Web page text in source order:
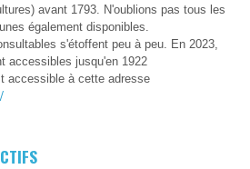
avant 1793. N'oublions pas tous les
également disponibles.
s'étoffent peu à peu. En 2023,
accessibles jusqu'en 1922
accessible à cette adresse